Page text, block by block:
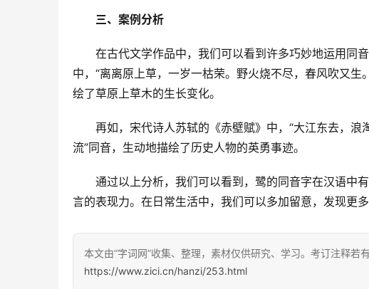
三、案例分析
在古代文学作品中，我们可以看到许多巧妙地运用同
中，“离离原上草，一岁一枯荣。野火烧不尽，春风吹又生
绘了草原上草木的生长变化。
再如，宋代诗人苏轼的《赤壁赋》中，“大江东去，浪
流”同音，生动地描绘了历史人物的英勇事迹。
通过以上分析，我们可以看到，鹭的同音字在汉语中
言的表现力。在日常生活中，我们可以多加留意，发现更多
本文由“字词网”收集、整理，素材仅供研究、学习。考订注释若
https://www.zici.cn/hanzi/253.html